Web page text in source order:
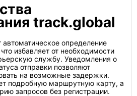
track.global
определение
избавляет от необходимости
службу. Уведомления о
отправки позволяют
на возможные задержки.
подробную маршрутную карту, а
запросов без регистрации.